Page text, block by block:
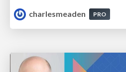
charlesmeaden
PRO